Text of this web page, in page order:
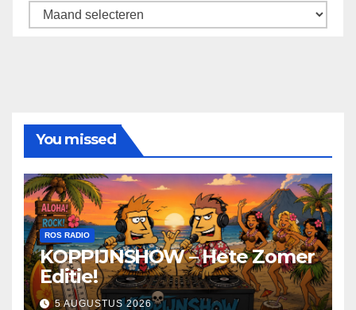
Archief
You missed
ROS RADIO
KOPPIJNSHOW – Hete Zomer
Editie!
5 AUGUSTUS 2026